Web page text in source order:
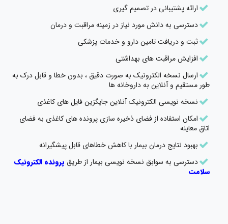
ارائه پشتیبانی در تصمیم گیری
دسترسی به دانش مورد نیاز در زمینه مراقبت و درمان
ثبت و دریافت تامین دارو و خدمات پزشکی
افزایش مراقبت های بهداشتی
ارسال نسخه الکترونیک به صورت دقیق ، بدون خطا و قابل درک به
طور مستقیم و آنلاین به داروخانه ها
نسخه نویسی الکترونیک آنلاین جایگزین فایل های کاغذی
امکان استفاده از فضای ذخیره سازی پرونده های کاغذی به فضای
اتاق معاینه
بهبود نتایج درمان بیمار با کاهش خطاهای قابل پیشگیرانه
دسترسی به سوابق نسخه نویسی بیمار از طریق پرونده الکترونیک
سلامت